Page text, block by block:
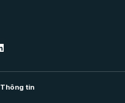
Thông tin